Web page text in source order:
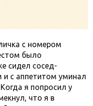
с номером
было
сидел сосед-
и с аппетитом уминал
я попросил у
что я в